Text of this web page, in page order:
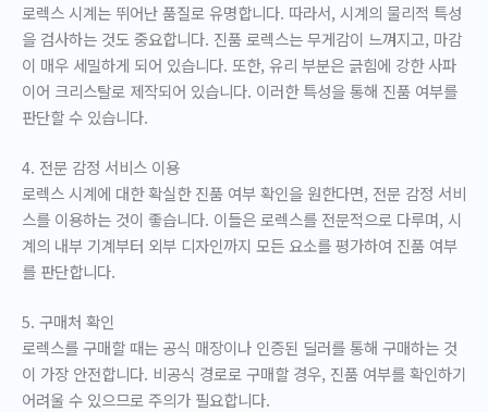
로렉스 시계는 뛰어난 품질로 유명합니다. 따라서, 시계의 물리적 특성
을 검사하는 것도 중요합니다. 진품 로렉스는 무게감이 느껴지고, 마감
이 매우 세밀하게 되어 있습니다. 또한, 유리 부분은 긁힘에 강한 사파
이어 크리스탈로 제작되어 있습니다. 이러한 특성을 통해 진품 여부를
판단할 수 있습니다.
4. 전문 감정 서비스 이용
로렉스 시계에 대한 확실한 진품 여부 확인을 원한다면, 전문 감정 서비
스를 이용하는 것이 좋습니다. 이들은 로렉스를 전문적으로 다루며, 시
계의 내부 기계부터 외부 디자인까지 모든 요소를 평가하여 진품 여부
를 판단합니다.
5. 구매처 확인
로렉스를 구매할 때는 공식 매장이나 인증된 딜러를 통해 구매하는 것
이 가장 안전합니다. 비공식 경로로 구매할 경우, 진품 여부를 확인하기
어려울 수 있으므로 주의가 필요합니다.